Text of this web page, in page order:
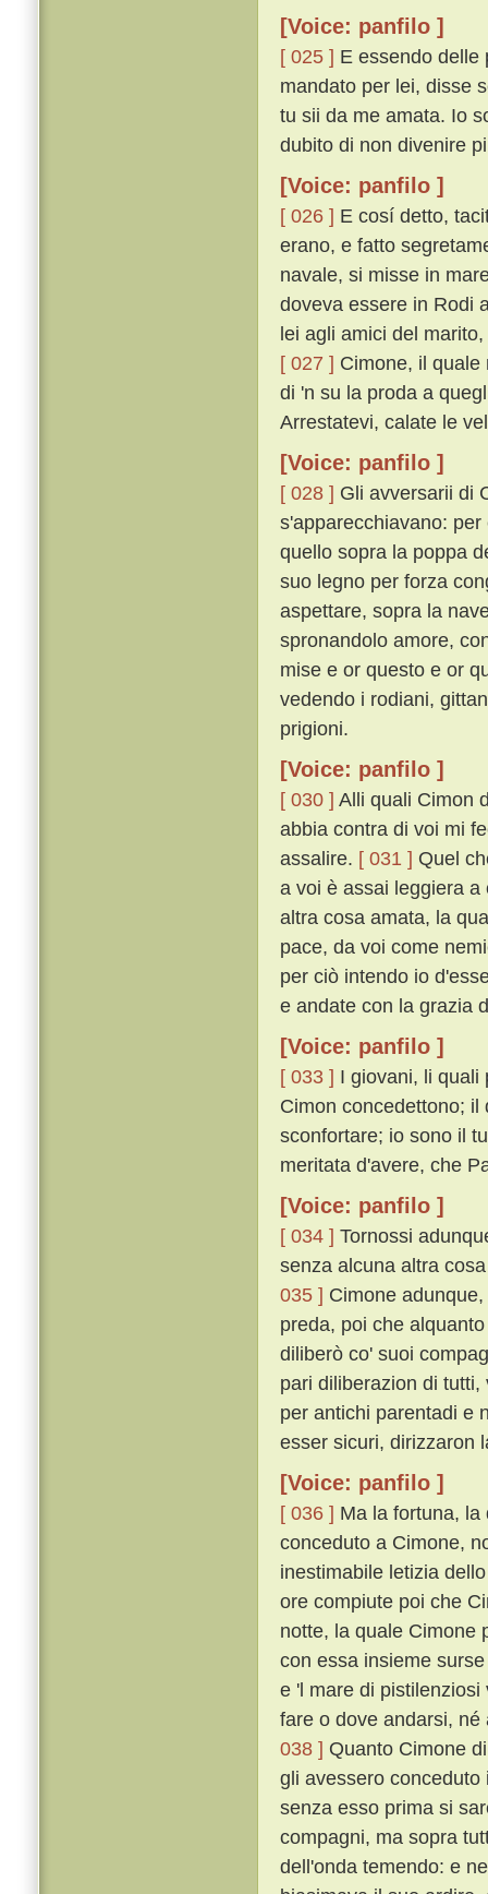
[Voice: panfilo ]
[ 025 ] E essendo delle
mandato per lei, disse
tu sii da me amata. Io
dubito di non divenire
[Voice: panfilo ]
[ 026 ] E cosí detto,
erano, e fatto
navale, si misse in
doveva essere in Rodi
lei agli amici del
[ 027 ] Cimone, il
di 'n su la proda a
Arrestatevi, calate le
[Voice: panfilo ]
[ 028 ] Gli avversarii di
s'apparecchiavano:
quello sopra la poppa
suo legno per forza
aspettare, sopra la
spronandolo amore,
mise e or questo e or
vedendo i rodiani,
prigioni.
[Voice: panfilo ]
[ 030 ] Alli quali Cimon
abbia contra di voi mi
assalire. [ 031 ] Quel
a voi è assai leggiera
altra cosa amata, la
pace, da voi come
per ciò intendo io
e andate con la grazia
[Voice: panfilo ]
[ 033 ] I giovani, li quali
Cimon concedettono; il
sconfortare; io sono il
meritata d'avere, che
[Voice: panfilo ]
[ 034 ] Tornossi
senza alcuna altra
035 ] Cimone
preda, poi che
diliberò co' suoi
pari diliberazion di
per antichi parentadi e
esser sicuri, dirizzaron
[Voice: panfilo ]
[ 036 ] Ma la fortuna,
conceduto a Cimone,
inestimabile letizia
ore compiute poi che
notte, la quale Cimone
con essa insieme
e 'l mare di
fare o dove andarsi,
038 ] Quanto Cimone
gli avessero
senza esso prima si
compagni, ma sopra
dell'onda temendo: e